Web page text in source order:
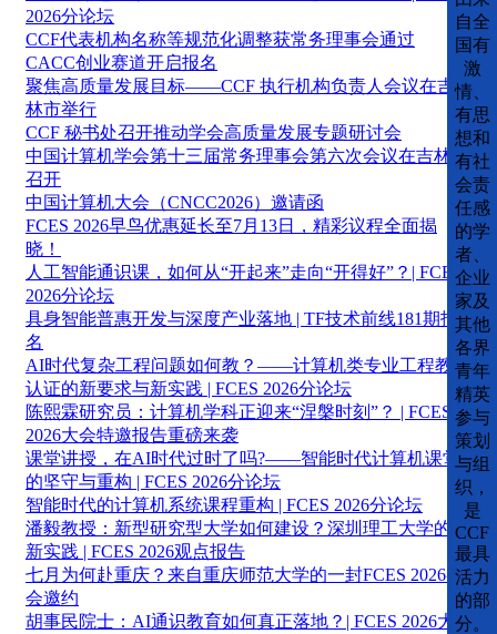
2026分论坛
CCF代表机构名称等规范化调整获常务理事会通过
CACC创业赛道开启报名
聚焦高质量发展目标——CCF 执行机构负责人会议在吉
林市举行
CCF 秘书处召开推动学会高质量发展专题研讨会
中国计算机学会第十三届常务理事会第六次会议在吉林市
召开
中国计算机大会（CNCC2026）邀请函
FCES 2026早鸟优惠延长至7月13日，精彩议程全面揭
晓！
人工智能通识课，如何从“开起来”走向“开得好”？| FCES
2026分论坛
具身智能普惠开发与深度产业落地 | TF技术前线181期报
名
AI时代复杂工程问题如何教？——计算机类专业工程教育
认证的新要求与新实践 | FCES 2026分论坛
陈熙霖研究员：计算机学科正迎来“涅槃时刻”？ | FCES
2026大会特邀报告重磅来袭
课堂讲授，在AI时代过时了吗?——智能时代计算机课堂
的坚守与重构 | FCES 2026分论坛
智能时代的计算机系统课程重构 | FCES 2026分论坛
潘毅教授：新型研究型大学如何建设？深圳理工大学的创
新实践 | FCES 2026观点报告
七月为何赴重庆？来自重庆师范大学的一封FCES 2026参
会邀约
胡事民院士：AI通识教育如何真正落地？| FCES 2026大
自全
国有
激
情、
有思
想和
有社
会责
任感
的学
者、
企业
家及
其他
各界
青年
精英
参与
策划
与组
织，
是
CCF
最具
活力
的部
分。